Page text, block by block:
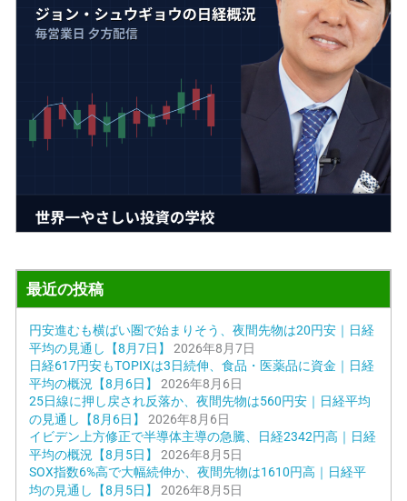
最近の投稿
円安進むも横ばい圏で始まりそう、夜間先物は20円安｜日経
平均の見通し【8月7日】
2026年8月7日
日経617円安もTOPIXは3日続伸、食品・医薬品に資金｜日経
平均の概況【8月6日】
2026年8月6日
25日線に押し戻され反落か、夜間先物は560円安｜日経平均
の見通し【8月6日】
2026年8月6日
イビデン上方修正で半導体主導の急騰、日経2342円高｜日経
平均の概況【8月5日】
2026年8月5日
SOX指数6%高で大幅続伸か、夜間先物は1610円高｜日経平
均の見通し【8月5日】
2026年8月5日